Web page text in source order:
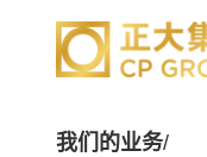
我们的业务/